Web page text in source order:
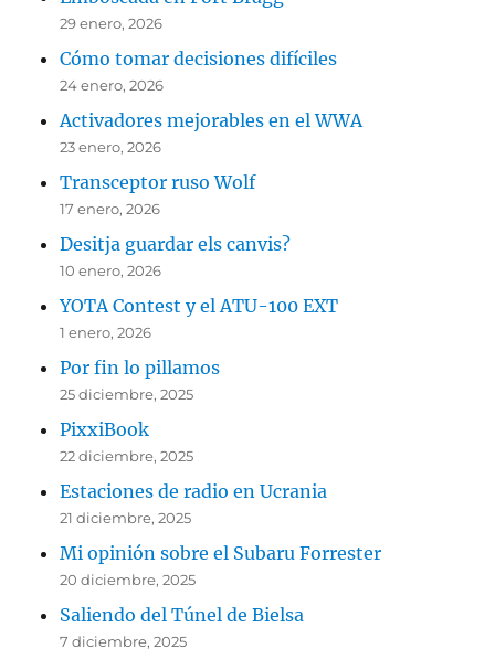
29 enero, 2026
Cómo tomar decisiones difíciles
24 enero, 2026
Activadores mejorables en el WWA
23 enero, 2026
Transceptor ruso Wolf
17 enero, 2026
Desitja guardar els canvis?
10 enero, 2026
YOTA Contest y el ATU-100 EXT
1 enero, 2026
Por fin lo pillamos
25 diciembre, 2025
PixxiBook
22 diciembre, 2025
Estaciones de radio en Ucrania
21 diciembre, 2025
Mi opinión sobre el Subaru Forrester
20 diciembre, 2025
Saliendo del Túnel de Bielsa
7 diciembre, 2025